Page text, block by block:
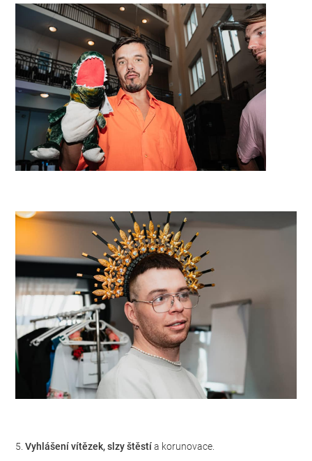
5. Vyhlášení vítězek, slzy štěstía korunovace.